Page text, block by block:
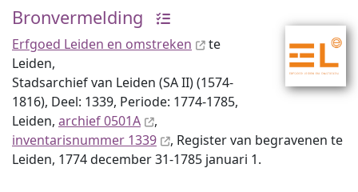
Bronvermelding
Erfgoed Leiden en omstreken
te
Leiden,
Stadsarchief van Leiden (SA II) (1574-
1816), Deel: 1339, Periode: 1774-1785,
Leiden, archief 0501A
,
inventaris­num­mer 1339
, Register van begravenen te
Leiden, 1774 december 31-1785 januari 1.